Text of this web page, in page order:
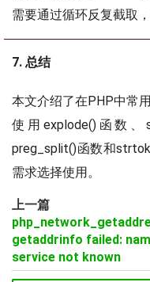
需要通过循环反复截取
7. 总结
本文介绍了在PHP中常
使用explode()函数、
preg_split()函数和
需求选择使用。
上一篇
getaddrinfo failed:
service not known